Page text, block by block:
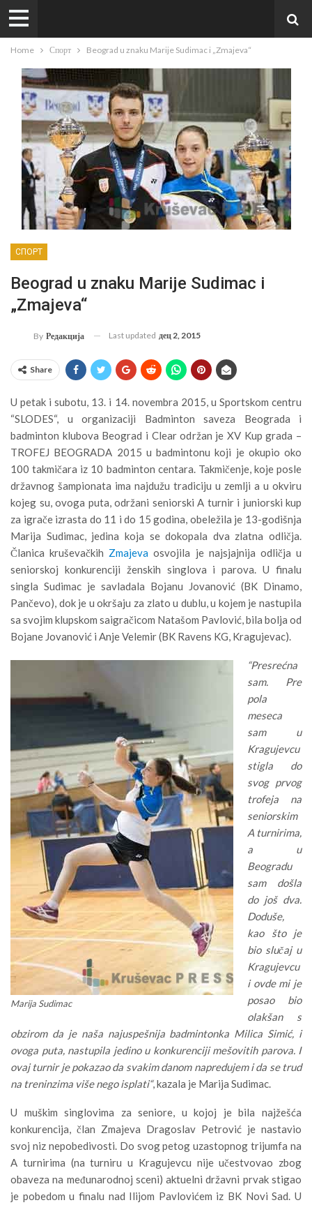
Home Спорт Beograd u znaku Marije Sudimac i „Zmajeva“
СПОРТ
Beograd u znaku Marije Sudimac i
„Zmajeva“
By Редакција Last updated дец 2, 2015
Share
U petak i subotu, 13. i 14. novembra 2015, u Sportskom centru
“SLODES“, u organizaciji Badminton saveza Beograda i
badminton klubova Beograd i Clear održan je XV Kup grada –
TROFEJ BEOGRADA 2015 u badmintonu koji je okupio oko
100 takmičara iz 10 badminton centara. Takmičenje, koje posle
državnog šampionata ima najdužu tradiciju u zemlji a u okviru
kojeg su, ovoga puta, održani seniorski A turnir i juniorski kup
za igrače izrasta do 11 i do 15 godina, obeležila je 13-godišnja
Marija Sudimac, jedina koja se dokopala dva zlatna odličja.
Članica kruševačkih Zmajeva osvojila je najsjajnija odličja u
seniorskoj konkurenciji ženskih singlova i parova. U finalu
singla Sudimac je savladala Bojanu Jovanović (BK Dinamo,
Pančevo), dok je u okršaju za zlato u dublu, u kojem je nastupila
sa svojim klupskom saigračicom Natašom Pavlović, bila bolja od
Bojane Jovanović i Anje Velemir (BK Ravens KG, Kragujevac).
Marija Sudimac
“Presrećna
sam. Pre
pola
meseca
sam u
Kragujevcu
stigla do
svog prvog
trofeja na
seniorskim
A turnirima,
a u
Beogradu
sam došla
do još dva.
Doduše,
kao što je
bio slučaj u
Kragujevcu
i ovde mi je
posao bio
olakšan s
obzirom da je naša najuspešnija badmintonka Milica Simić, i
ovoga puta, nastupila jedino u konkurenciji mešovitih parova. I
ovaj turnir je pokazao da svakim danom napredujem i da se trud
na treninzima više nego isplati“, kazala je Marija Sudimac.
U muškim singlovima za seniore, u kojoj je bila najžešća
konkurencija, član Zmajeva Dragoslav Petrović je nastavio
svoj niz nepobedivosti. Do svog petog uzastopnog trijumfa na
A turnirima (na turniru u Kragujevcu nije učestvovao zbog
obaveza na međunarodnoj sceni) aktuelni državni prvak stigao
je pobedom u finalu nad Ilijom Pavlovićem iz BK Novi Sad. U